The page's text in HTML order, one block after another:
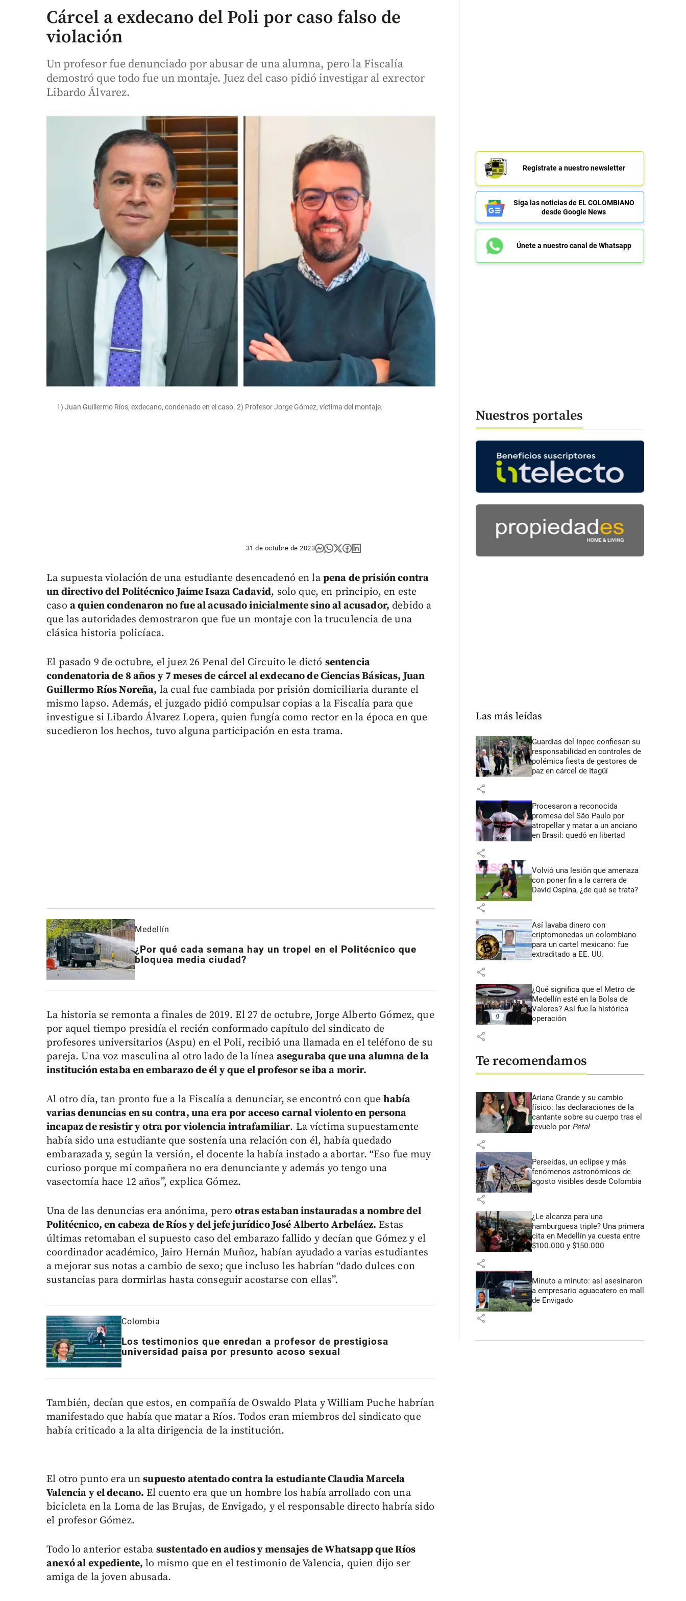
Cárcel a exdecano del Poli por caso falso de
violación
Un profesor fue denunciado por abusar de una alumna, pero la Fiscalía
demostró que todo fue un montaje. Juez del caso pidió investigar al exrector
Libardo Álvarez.
1) Juan Guillermo Ríos, exdecano, condenado en el caso. 2) Profesor Jorge Gómez, víctima del montaje.
31 de octubre de 2023
La supuesta violación de una estudiante desencadenó en la pena de prisión contra
un directivo del Politécnico Jaime Isaza Cadavid, solo que, en principio, en este
caso a quien condenaron no fue al acusado inicialmente sino al acusador, debido a
que las autoridades demostraron que fue un montaje con la truculencia de una
clásica historia policíaca.
El pasado 9 de octubre, el juez 26 Penal del Circuito le dictó sentencia
condenatoria de 8 años y 7 meses de cárcel al exdecano de Ciencias Básicas, Juan
Guillermo Ríos Noreña, la cual fue cambiada por prisión domiciliaria durante el
mismo lapso. Además, el juzgado pidió compulsar copias a la Fiscalía para que
investigue si Libardo Álvarez Lopera, quien fungía como rector en la época en que
sucedieron los hechos, tuvo alguna participación en esta trama.
Medellín
¿Por qué cada semana hay un tropel en el Politécnico que
bloquea media ciudad?
La historia se remonta a finales de 2019. El 27 de octubre, Jorge Alberto Gómez, que
por aquel tiempo presidía el recién conformado capítulo del sindicato de
profesores universitarios (Aspu) en el Poli, recibió una llamada en el teléfono de su
pareja. Una voz masculina al otro lado de la línea aseguraba que una alumna de la
institución estaba en embarazo de él y que el profesor se iba a morir.
Al otro día, tan pronto fue a la Fiscalía a denunciar, se encontró con quehabía
varias denuncias en su contra, una era por acceso carnal violento en persona
incapaz de resistir y otra por violencia intrafamiliar. La víctima supuestamente
había sido una estudiante que sostenía una relación con él, había quedado
embarazada y, según la versión, el docente la había instado a abortar. “Eso fue muy
curioso porque mi compañera no era denunciante y además yo tengo una
vasectomía hace 12 años”, explica Gómez.
Una de las denuncias era anónima, perootras estaban instauradas a nombre del
Politécnico, en cabeza de Ríos y del jefe jurídico José Alberto Arbeláez. Estas
últimas retomaban el supuesto caso del embarazo fallido y decían que Gómez y el
coordinador académico, Jairo Hernán Muñoz, habían ayudado a varias estudiantes
a mejorar sus notas a cambio de sexo; que incluso les habrían “dado dulces con
sustancias para dormirlas hasta conseguir acostarse con ellas”.
Colombia
Los testimonios que enredan a profesor de prestigiosa
universidad paisa por presunto acoso sexual
También, decían que estos, en compañía de Oswaldo Plata y William Puche habrían
manifestado que había que matar a Ríos. Todos eran miembros del sindicato que
había criticado a la alta dirigencia de la institución.
El otro punto era unsupuesto atentado contra la estudiante Claudia Marcela
Valencia y el decano. El cuento era que un hombre los había arrollado con una
bicicleta en la Loma de las Brujas, de Envigado, y el responsable directo habría sido
el profesor Gómez.
Todo lo anterior estaba sustentado en audios y mensajes de Whatsapp que Ríos
anexó al expediente, lo mismo que en el testimonio de Valencia, quien dijo ser
amiga de la joven abusada.
Regístrate a nuestro newsletter
Siga las noticias de EL COLOMBIANO
desde Google News
Únete a nuestro canal de Whatsapp
Nuestros portales
Las más leídas
Guardias del Inpec confiesan su
responsabilidad en controles de
polémica fiesta de gestores de
paz en cárcel de Itagüí
share
Procesaron a reconocida
promesa del São Paulo por
atropellar y matar a un anciano
en Brasil: quedó en libertad
share
Volvió una lesión que amenaza
con poner fin a la carrera de
David Ospina, ¿de qué se trata?
share
Así lavaba dinero con
criptomonedas un colombiano
para un cartel mexicano: fue
extraditado a EE. UU.
share
¿Qué significa que el Metro de
Medellín esté en la Bolsa de
Valores? Así fue la histórica
operación
share
Te recomendamos
Ariana Grande y su cambio
físico: las declaraciones de la
cantante sobre su cuerpo tras el
revuelo por Petal
share
Perseidas, un eclipse y más
fenómenos astronómicos de
agosto visibles desde Colombia
share
¿Le alcanza para una
hamburguesa triple? Una primera
cita en Medellín ya cuesta entre
$100.000 y $150.000
share
Minuto a minuto: así asesinaron
a empresario aguacatero en mall
de Envigado
share